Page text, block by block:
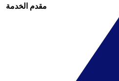
مقدم الخدمة